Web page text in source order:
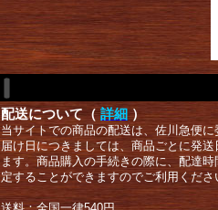
配送について（ 詳細 ）
当サイトでの商品の配送は、佐川急便
届け日につきましては、商品ごとに発
ます。商品購入の手続きの際に、配達
定することができますのでご利用くださ